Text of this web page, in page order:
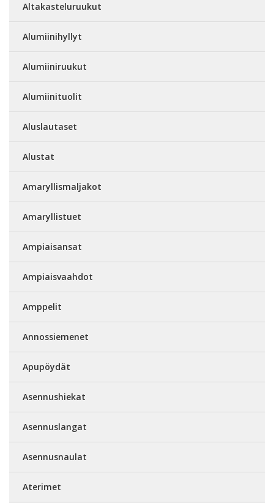
Altakasteluruukut
Alumiinihyllyt
Alumiiniruukut
Alumiinituolit
Aluslautaset
Alustat
Amaryllismaljakot
Amaryllistuet
Ampiaisansat
Ampiaisvaahdot
Amppelit
Annossiemenet
Apupöydät
Asennushiekat
Asennuslangat
Asennusnaulat
Aterimet